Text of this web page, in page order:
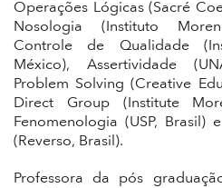
Operações Lógicas (Sacré
Nosologia (Instituto
Controle de Qualidade
México), Assertividade
Problem Solving (Creative
Direct Group (Institute
Fenomenologia (USP, Brasil)
(Reverso, Brasil).
Professora da pós